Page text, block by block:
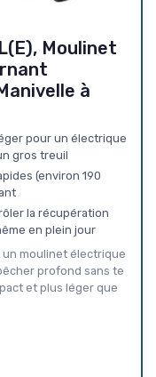
Moulinet
à
pour un électrique
gros treuil
(environ 190
la récupération
en plein jour
un moulinet électrique
profond sans te
et plus léger que